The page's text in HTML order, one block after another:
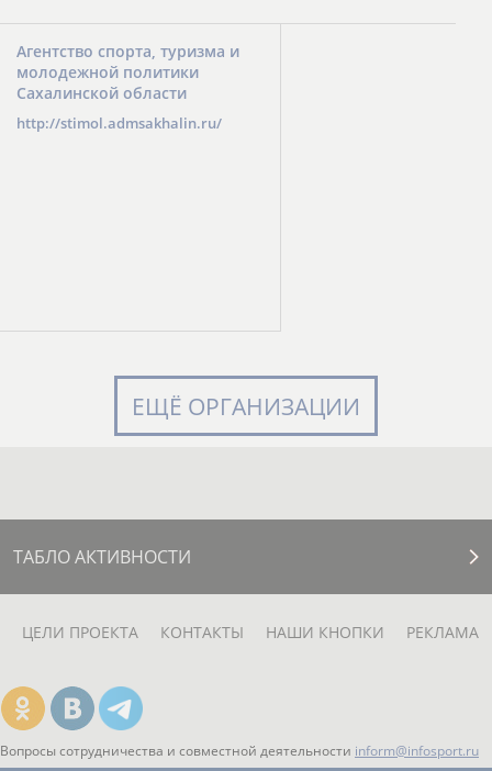
Агентство спорта, туризма и
молодежной политики
Сахалинской области
http://stimol.admsakhalin.ru/
ЕЩЁ ОРГАНИЗАЦИИ
ТАБЛО АКТИВНОСТИ
ЦЕЛИ ПРОЕКТА КОНТАКТЫ НАШИ КНОПКИ РЕКЛАМА
Вопросы сотрудничества и совместной деятельности inform@infosport.ru